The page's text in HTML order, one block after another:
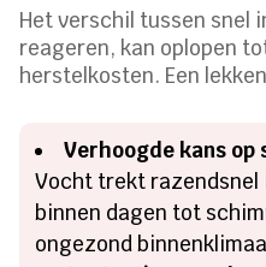
Het verschil tussen snel
reageren, kan oplopen
herstelkosten. Een
Verhoogde kans
Vocht trekt razendsnel
binnen dagen tot
ongezond